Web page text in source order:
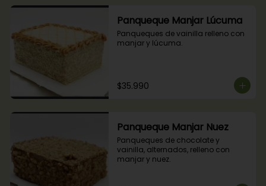
Panqueque Manjar Lúcuma
Panqueques de vainilla relleno con
manjar y lúcuma.
$35.990
Panqueque Manjar Nuez
Panqueques de chocolate y
vainilla, alternados, relleno con
manjar y nuez.